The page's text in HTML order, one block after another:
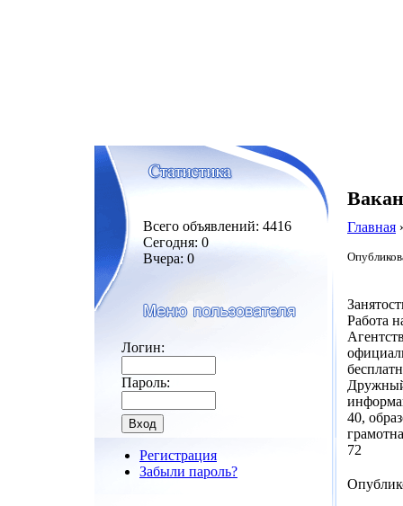
Всего объявлений: 4416
Сегодня: 0
Вчера: 0
Логин:
Пароль:
Регистрация
Забыли пароль?
Главная
Работа
40,
72